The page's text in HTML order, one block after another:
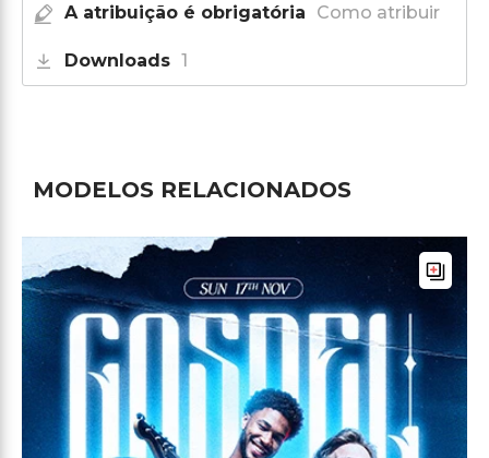
A atribuição é obrigatória Como atribuir
Downloads 1
MODELOS RELACIONADOS